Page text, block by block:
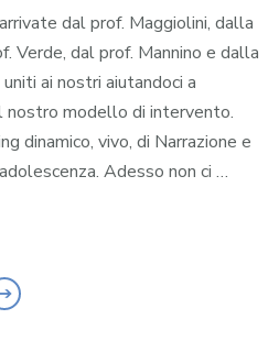
dal prof. Maggiolini, dalla
Verde, dal prof. Mannino e dalla
ai nostri aiutandoci a
modello di intervento.
dinamico, vivo, di Narrazione e
Adesso non ci …